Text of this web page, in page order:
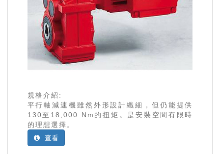
規格介紹:
平行軸減速機雖然外形設計纖細，但仍能提供
130至18,000 Nm的扭矩。是安裝空間有限時
的理想選擇。
查看